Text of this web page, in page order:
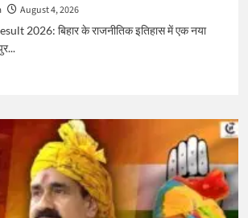
August 4, 2026
2026: बिहार के राजनीतिक इतिहास में एक नया